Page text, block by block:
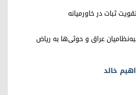
ثبات در خاورمیانه
عراق و حوثی‌ها به ریاض
خالد